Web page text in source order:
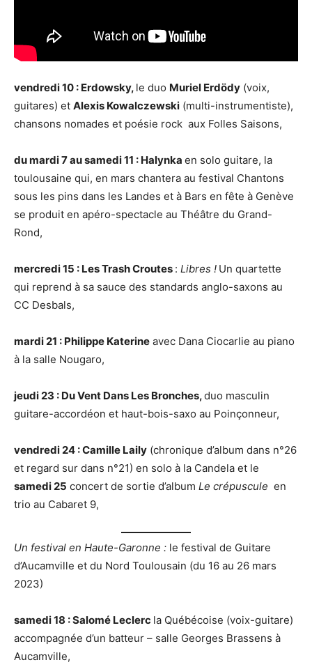
vendredi 10 : Erdowsky, le duo Muriel Erdödy (voix,
guitares) et Alexis Kowalczewski (multi-instrumentiste),
chansons nomades et poésie rock aux Folles Saisons,
du mardi 7 au samedi 11 : Halynka en solo guitare, la
toulousaine qui, en mars chantera au festival Chantons
sous les pins dans les Landes et à Bars en fête à Genève
se produit en apéro-spectacle au Théâtre du Grand-
Rond,
mercredi 15 : Les Trash Croutes : Libres ! Un quartette
qui reprend à sa sauce des standards anglo-saxons au
CC Desbals,
mardi 21 : Philippe Katerine avec Dana Ciocarlie au piano
à la salle Nougaro,
jeudi 23 : Du Vent Dans Les Bronches,duo masculin
guitare-accordéon et haut-bois-saxo au Poinçonneur,
vendredi 24 : Camille Laily (chronique d’album dans n°26
et regard sur dans n°21) en solo à la Candela et le
samedi 25 concert de sortie d’album Le crépuscule en
trio au Cabaret 9,
Un festival en Haute-Garonne : le festival de Guitare
d’Aucamville et du Nord Toulousain (du 16 au 26 mars
2023)
samedi 18 : Salomé Leclerc la Québécoise (voix-guitare)
accompagnée d’un batteur – salle Georges Brassens à
Aucamville,